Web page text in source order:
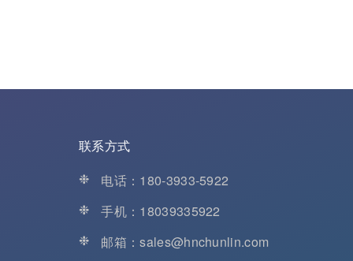
联系方式
❉
电话：180-3933-5922
❉
手机：18039335922
❉
邮箱：sales@hnchunlin.com